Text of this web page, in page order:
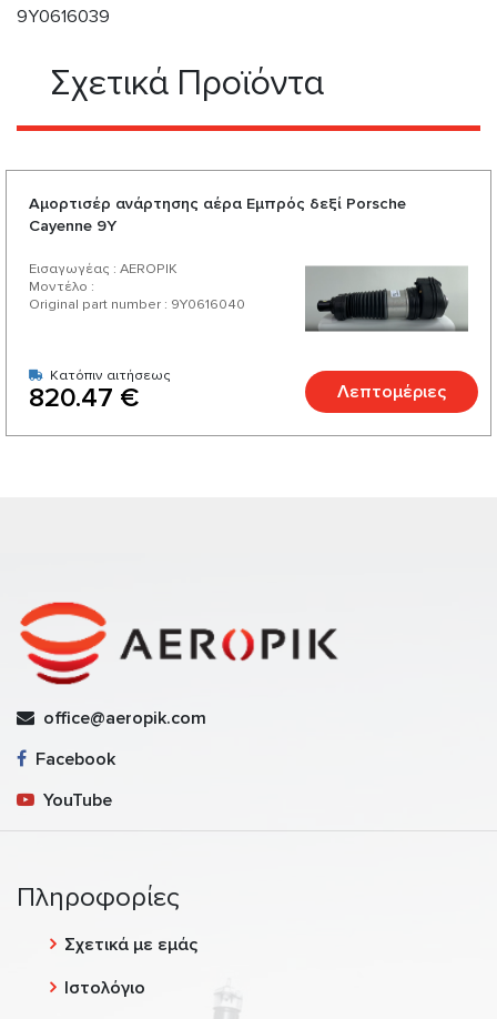
9Y0616039
Σχετικά Προϊόντα
Αμορτισέρ ανάρτησης αέρα Εμπρός δεξί Porsche
Cayenne 9Y
Εισαγωγέας : AEROPIK
Μοντέλο :
Original part number : 9Y0616040
Κατόπιν αιτήσεως
820.47 € Λεπτομέριες
office@aeropik.com
Facebook
YouTube
Πληροφορίες
Σχετικά με εμάς
Ιστολόγιο